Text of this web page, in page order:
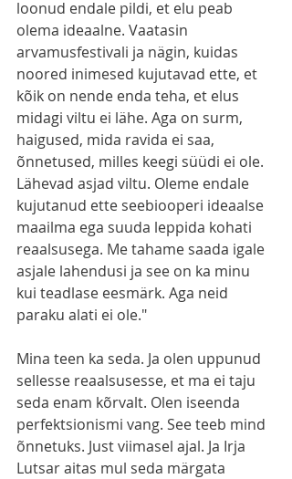
loonud endale pildi, et elu peab
olema ideaalne. Vaatasin
arvamusfestivali ja nägin, kuidas
noored inimesed kujutavad ette, et
kõik on nende enda teha, et elus
midagi viltu ei lähe. Aga on surm,
haigused, mida ravida ei saa,
õnnetused, milles keegi süüdi ei ole.
Lähevad asjad viltu. Oleme endale
kujutanud ette seebiooperi ideaalse
maailma ega suuda leppida kohati
reaalsusega. Me tahame saada igale
asjale lahendusi ja see on ka minu
kui teadlase eesmärk. Aga neid
paraku alati ei ole."
Mina teen ka seda. Ja olen uppunud
sellesse reaalsusesse, et ma ei taju
seda enam kõrvalt. Olen iseenda
perfektsionismi vang. See teeb mind
õnnetuks. Just viimasel ajal. Ja Irja
Lutsar aitas mul seda märgata